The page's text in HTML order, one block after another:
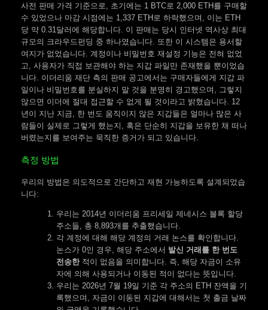
사전 판매 가격 기준으로, 초기에는 1 BTC로 2,000 ETH를 구매할
수 있었으나 마감 시점에는 1,337 ETH로 하락했으며, 이는 ETH
당 약 0.31달러에 해당합니다. 이 판매는 당시 인터넷 역사상 최대
규모의 크라우드펀딩 중 하나였습니다. 또한 이 시스템은 용서할
여지가 없었습니다. 계정이나 비밀번호 재설정 기능은 전혀 없었
고, 사용자가 직접 보관해야 하는 지갑 파일만 존재했을 뿐이었습
니다. 이더리움 재단 측의 판매 공고에서는 구매자들에게 지갑 파
일이나 비밀번호를 분실하지 말 것을 분명히 경고했으며, 그렇지
않으면 이더에 절대 접근할 수 없게 될 것이라고 밝혔습니다. 12
년이 지난 지금, 한 번도 움직이지 않은 지갑들은 얼마나 많은 사
람들이 실제로 그렇게 했는지, 혹은 단순히 지갑을 보유한 채 떠나
버렸는지를 보여주는 묵직한 증거가 되고 있습니다.
측정 방법
우리의 방법은 의도적으로 간단하고 재현 가능하도록 설계되었습
니다:
우리는 2014년 이더리움 프리세일 제네시스 블록 할당
주소들, 총 8,893개를 추출했습니다.
각 계정에 대해 해당 계정의 거래 논스를 확인합니다.
논스가 0인 경우, 해당 주소에서 발신 거래를 한 번도
전송한적이 없음을 의미합니다. 즉, 해당 자금이 소유
자에 의해 사용되거나 이동된 적이 없다는 뜻입니다.
우리는 2026년 7월 19일 기준 각 주소의 ETH 잔액을 기
록했으며, 자금이 이동된 지갑에 대해서는 첫 출금 날짜